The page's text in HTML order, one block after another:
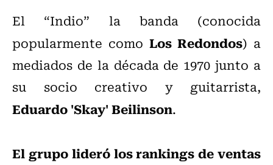
El “Indio” la banda (conocida
popularmente como Los Redondos) a
mediados de la década de 1970 junto a
su socio creativo y guitarrista,
Eduardo 'Skay' Beilinson.
El grupo lideró los rankings de ventas